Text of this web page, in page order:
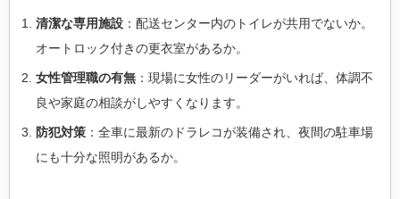
清潔な専用施設 ：配送センター内のトイレが共用でないか。
オートロック付きの更衣室があるか。
女性管理職の有無 ：現場に女性のリーダーがいれば、体調不
良や家庭の相談がしやすくなります。
防犯対策 ：全車に最新のドラレコが装備され、夜間の駐車場
にも十分な照明があるか。